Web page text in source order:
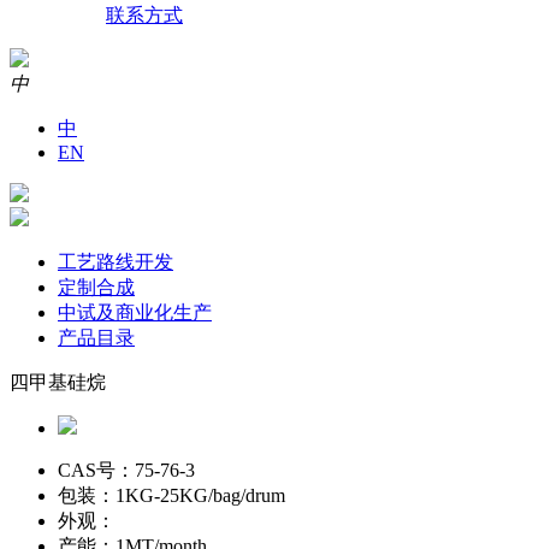
联系方式
中
中
EN
工艺路线开发
定制合成
中试及商业化生产
产品目录
四甲基硅烷
CAS号： 75-76-3
包装： 1KG-25KG/bag/drum
外观：